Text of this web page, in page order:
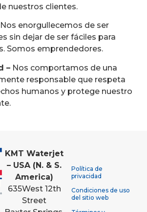
nuestros clientes.
Nos enorgullecemos de ser
sin dejar de ser fáciles para
Somos emprendedores.
– Nos comportamos de una
responsable que respeta
humanos y protege nuestro
KMT Waterjet
– USA (N. & S.
America)
635West 12th
Street
Política de
privacidad
Condiciones de uso
del sitio web